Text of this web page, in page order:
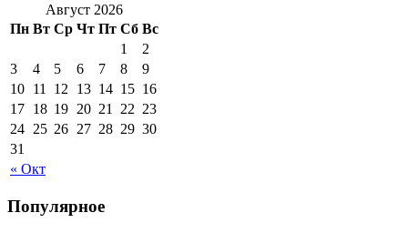
Август 2026
Пн Вт Ср Чт Пт Сб Вс
« Окт
1
2
3
4 5 6 7 8
9
10 11 12 13 14 15 16
17 18 19 20 21 22 23
24 25 26 27 28 29 30
31
Популярное